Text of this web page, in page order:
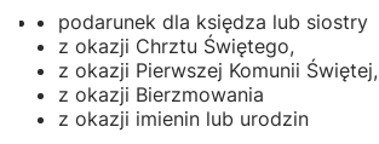
podarunek dla księdza lub siostry
z okazji Chrztu Świętego,
z okazji Pierwszej Komunii Świętej,
z okazji Bierzmowania
z okazji imienin lub urodzin